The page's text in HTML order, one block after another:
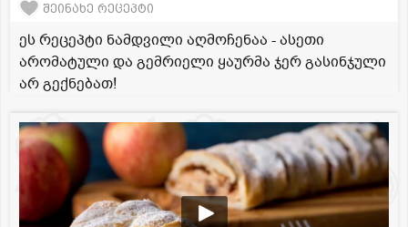
შეინახე რეცეპტი
ეს რეცეპტი ნამდვილი აღმოჩენაა - ასეთი
არომატული და გემრიელი ყაურმა ჯერ გასინჯული
არ გექნებათ!